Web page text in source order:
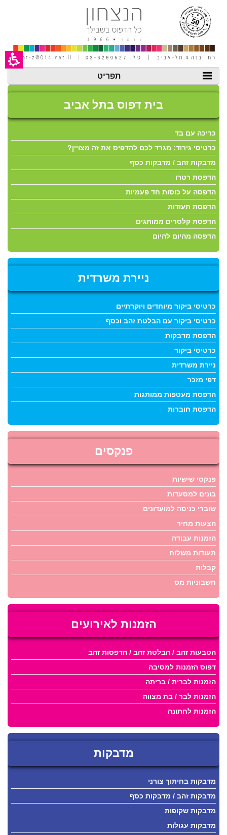
אינטרנט,
אנטר
לאזור
תוכן
מרכזי
בית
דפוס
מהיר
בתל
אביב:
מדבקות,
קטלוגים,
כרטיסי
גירוד,
תעודות,
חוברות
ועוד
>>
דפוס
הנצחון
תפריט
בית דפוס בתל אביב
כריכה עם בד
כרטיסי גירוד: מגרד לכם להדפיס את זה מצויין?
מדבקות זהב / מדבקות כסף
הדפסת רטרו
הדפסה על כוסות חד פעמיות
הדפסת תעודות
הדפסת קלסרים ממותגים
הדפסה מהיום להיום
ניירת משרדית
כרטיסי ביקור מיוחדים ויוקרתיים
כרטיסי ביקור עם הבלטת זהב וכסף
הדפסת מדבקות
כרטיסי ביקור
ניירת משרדית
דפי מזכר
הדפסת מעטפות ממותגות
הדפסת חוברות
פנקסים
פנקסי שישיות
בונים למסעדות
שוברי כניסה למועדונים
הצעות מחיר
הזמנות עבודה
תעודות משלוח
קבלות
חשבוניות מס
הזמנות לאירועים
הטבעות זהב / הבלטת זהב / הדפסות זהב
דפוס הזמנות למסיבה
הזמנות לברית / בריתה
הזמנות לבר / בת מצווה
הזמנות לחתונה
מדבקות
מדבקות בחיתוך צורני
מדבקות זהב / מדבקות כסף
מדבקות שקופות
מדבקות עגולות